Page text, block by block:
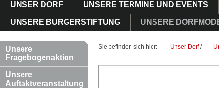
UNSER DORF UNSERE TERMINE UND EVENTS
UNSERE BÜRGERSTIFTUNG UNSERE
Unsere
Fragebogenaktion
Unsere
Auftaktveranstaltung
Sie befinden sich hier: Unser Dorf /